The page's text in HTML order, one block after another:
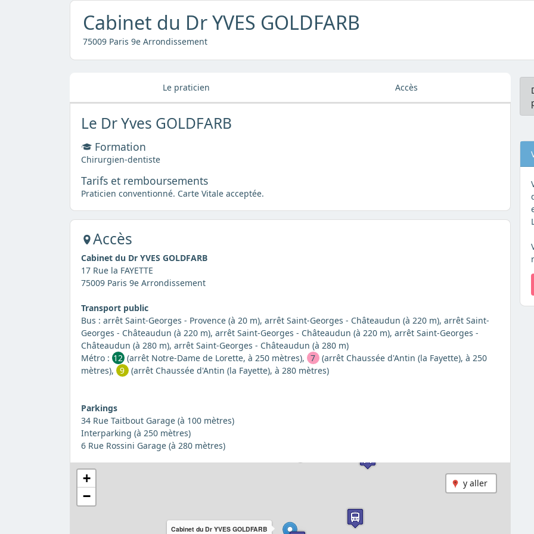
Cabinet du Dr YVES GOLDFARB
75009 Paris 9e Arrondissement
Le praticien Accès
Le Dr Yves GOLDFARB
Formation
Chirurgien-dentiste
Tarifs et remboursements
Praticien conventionné. Carte Vitale acceptée.
Accès
Cabinet du Dr YVES GOLDFARB
17 Rue la FAYETTE
75009 Paris 9e Arrondissement
Transport public
Bus : arrêt Saint-Georges - Provence (à 20 m), arrêt Saint-Georges - Châteaudun (à 220 m), arrêt Saint-
Georges - Châteaudun (à 220 m), arrêt Saint-Georges - Châteaudun (à 220 m), arrêt Saint-Georges -
Châteaudun (à 280 m), arrêt Saint-Georges - Châteaudun (à 280 m)
Métro : 12(arrêt Notre-Dame de Lorette, à 250 mètres), 7 (arrêt Chaussée d'Antin (la Fayette), à 250
mètres), 9 (arrêt Chaussée d'Antin (la Fayette), à 280 mètres)
Parkings
34 Rue Taitbout Garage (à 100 mètres)
Interparking (à 250 mètres)
6 Rue Rossini Garage (à 280 mètres)
y aller
Cabinet du Dr YVES GOLDFARB
+
−